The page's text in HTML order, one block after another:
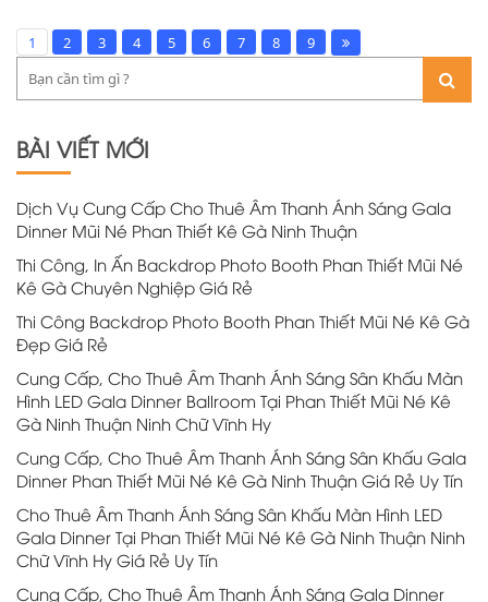
resort, nhà hàng Mũi Né, Ninh Chữ, Phan Rang.
1
2 3 4 5 6 7 8 9
BÀI VIẾT MỚI
Dịch Vụ Cung Cấp Cho Thuê Âm Thanh Ánh Sáng Gala
Dinner Mũi Né Phan Thiết Kê Gà Ninh Thuận
Thi Công, In Ấn Backdrop Photo Booth Phan Thiết Mũi Né
Kê Gà Chuyên Nghiệp Giá Rẻ
Thi Công Backdrop Photo Booth Phan Thiết Mũi Né Kê Gà
Đẹp Giá Rẻ
Cung Cấp, Cho Thuê Âm Thanh Ánh Sáng Sân Khấu Màn
Hình LED Gala Dinner Ballroom Tại Phan Thiết Mũi Né Kê
Gà Ninh Thuận Ninh Chữ Vĩnh Hy
Cung Cấp, Cho Thuê Âm Thanh Ánh Sáng Sân Khấu Gala
Dinner Phan Thiết Mũi Né Kê Gà Ninh Thuận Giá Rẻ Uy Tín
Cho Thuê Âm Thanh Ánh Sáng Sân Khấu Màn Hình LED
Gala Dinner Tại Phan Thiết Mũi Né Kê Gà Ninh Thuận Ninh
Chữ Vĩnh Hy Giá Rẻ Uy Tín
Cung Cấp, Cho Thuê Âm Thanh Ánh Sáng Gala Dinner